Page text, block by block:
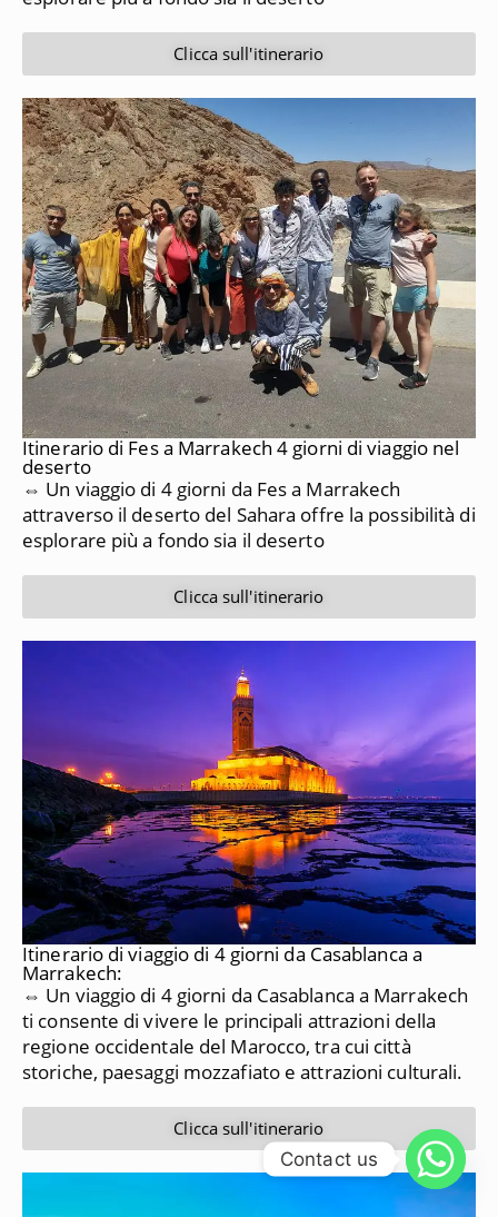
Clicca sull'itinerario
Itinerario di Fes a Marrakech 4 giorni di viaggio nel
deserto
⇔ Un viaggio di 4 giorni da Fes a Marrakech
attraverso il deserto del Sahara offre la possibilità di
esplorare più a fondo sia il deserto
Clicca sull'itinerario
Itinerario di viaggio di 4 giorni da Casablanca a
Marrakech:
⇔ Un viaggio di 4 giorni da Casablanca a Marrakech
ti consente di vivere le principali attrazioni della
regione occidentale del Marocco, tra cui città
storiche, paesaggi mozzafiato e attrazioni culturali.
Clicca sull'itinerario
Contact us